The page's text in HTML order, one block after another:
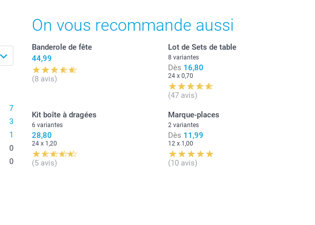
7
3
1
0
0
On vous recommande aussi
Banderole de fête
44,99
(8 avis)
Lot de Sets de table
8 variantes
Dès 16,80
24 x 0,70
(47 avis)
Kit boîte à dragées
6 variantes
28,80
24 x 1,20
(5 avis)
Marque-places
2 variantes
Dès 11,99
12 x 1,00
(10 avis)